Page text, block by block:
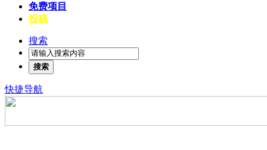
免费项目
投稿
搜索
搜索
快捷导航